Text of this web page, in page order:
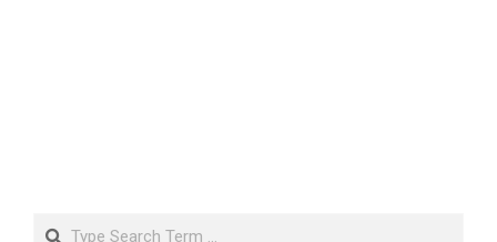
Search